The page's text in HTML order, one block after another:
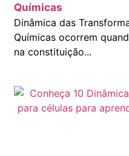
Químicas
Dinâmica das
Químicas ocorrem
na constituição...